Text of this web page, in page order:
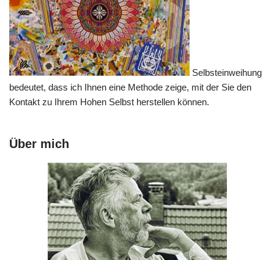
Selbsteinweihung
bedeutet, dass ich Ihnen eine Methode zeige, mit der Sie den
Kontakt zu Ihrem Hohen Selbst herstellen können.
Über mich